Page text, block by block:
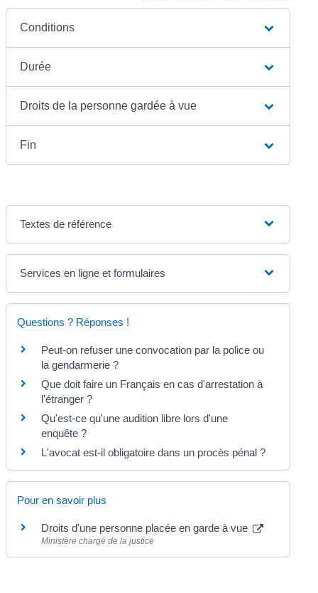
Conditions
Durée
Droits de la personne gardée à vue
Fin
Textes de référence
Services en ligne et formulaires
Questions ? Réponses !
Peut-on refuser une convocation par la police ou
la gendarmerie ?
Que doit faire un Français en cas d'arrestation à
l'étranger ?
Qu'est-ce qu'une audition libre lors d'une
enquête ?
L'avocat est-il obligatoire dans un procès pénal ?
Pour en savoir plus
Droits d'une personne placée en garde à vue
Ministère chargé de la justice